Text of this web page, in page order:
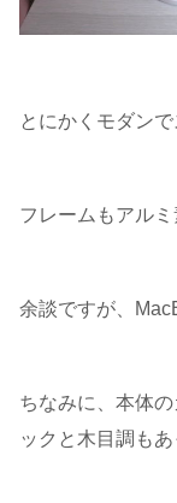
とにかくモダン
フレームもアルミ
余談ですが、
ちなみに、本体
ックと木目調も